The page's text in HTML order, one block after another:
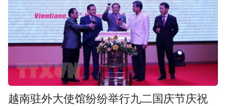
越南驻外大使馆纷纷举行九二国庆节庆祝